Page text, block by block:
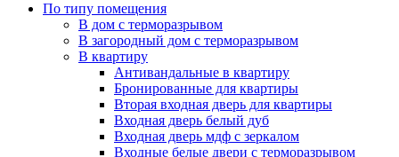
По типу помещения
В дом с терморазрывом
В загородный дом с терморазрывом
В квартиру
Антивандальные в квартиру
Бронированные для квартиры
Вторая входная дверь для квартиры
Входная дверь белый дуб
Входная дверь мдф с зеркалом
Входные белые двери с терморазрывом